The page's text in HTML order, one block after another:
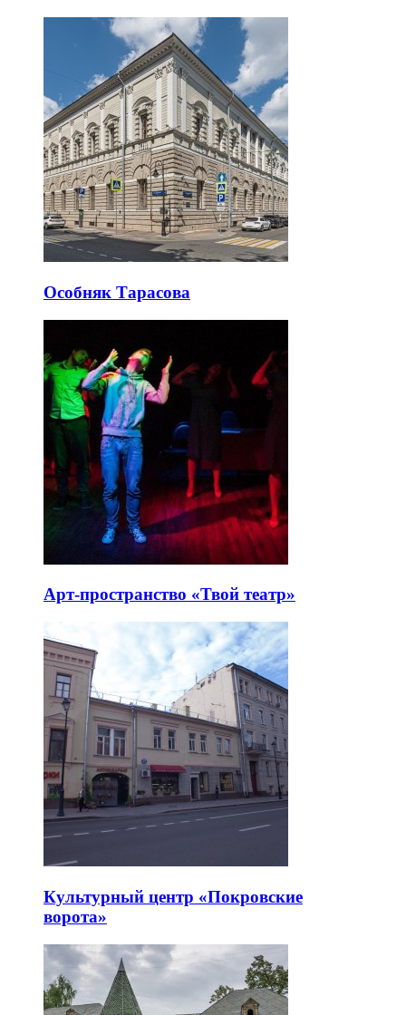
Особняк Тарасова
Арт-пространство «Твой театр»
Культурный центр «Покровские
ворота»